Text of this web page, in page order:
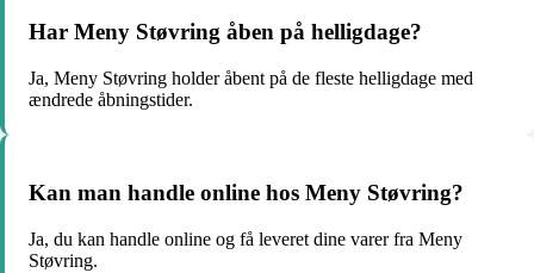
Har Meny Støvring åben på helligdage?
Ja, Meny Støvring holder åbent på de fleste helligdage med
ændrede åbningstider.
Kan man handle online hos Meny Støvring?
Ja, du kan handle online og få leveret dine varer fra Meny
Støvring.